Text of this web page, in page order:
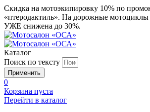
Скидка на мотоэкипировку 10% по
«птеродактиль». На дорожные
УЖЕ снижена до 30%.
Каталог
Поиск по тексту
0
Корзина пуста
Перейти в каталог